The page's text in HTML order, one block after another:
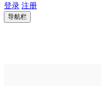
登录 注册
导航栏